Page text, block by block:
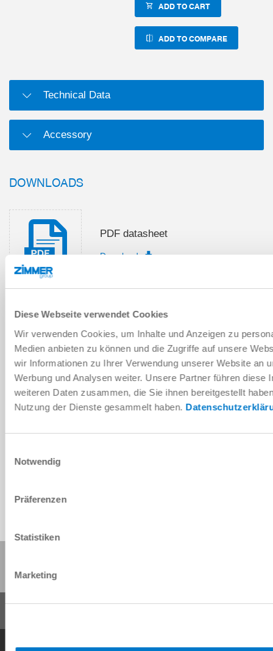
Diese Webseite verwendet Cookies
Wir verwenden Cookies, um Inhalte und Anzeigen zu
Medien anbieten zu können und die Zugriffe auf unsere
wir Informationen zu Ihrer Verwendung unserer Website an
Werbung und Analysen weiter. Unsere Partner führen diese
weiteren Daten zusammen, die Sie ihnen bereitgestellt
Nutzung der Dienste gesammelt haben.
Notwendig
Präferenzen
Statistiken
Marketing
ADD TO CART
ADD TO COMPARE
Technical Data
Accessory
DOWNLOADS
PDF datasheet
Download
instructions
Download
Download CAD data